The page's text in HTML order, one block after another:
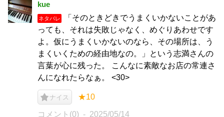
kue
ネタバレ
「そのときどきでうまくいかないことがあ
っても、それは失敗じゃなく、めぐりあわせです
よ。仮にうまくいかないのなら、その場所は、う
まくいくための経由地なの。」という志満さんの
言葉が心に残った。 こんなに素敵なお店の常連さ
んになれたらなぁ。 <30>
ナイス ★10
コメント(0) 2025/05/14